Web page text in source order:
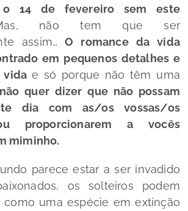
o 14 de fevereiro sem este
não tem que ser
assim… O romance da vida
em pequenos detalhes e
vida e só porque não têm uma
não quer dizer que não possam
dia com as/os vossas/os
proporcionarem a vocês
miminho.
parece estar a ser invadido
os solteiros podem
como uma espécie em extinção